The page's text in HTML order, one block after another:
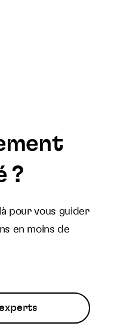
?
pour vous guider
en moins de